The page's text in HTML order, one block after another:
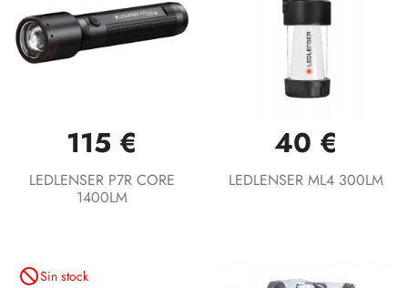
115 €
LEDLENSER P7R CORE
1400LM
40 €
LEDLENSER ML4 300LM
not_interestedSin stock